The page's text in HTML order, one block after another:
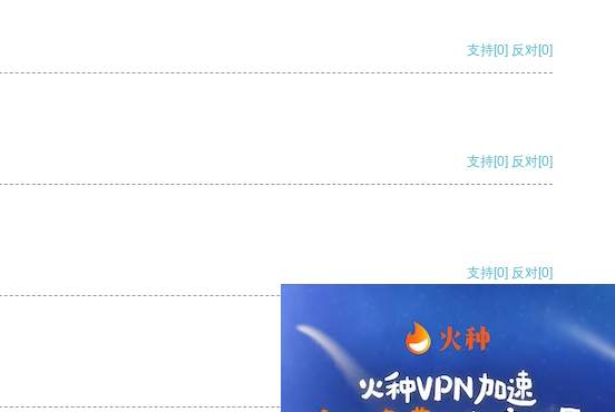
支持[0] 反对[0]
支持[0] 反对[0]
支持[0] 反对[0]
支持[0] 反对